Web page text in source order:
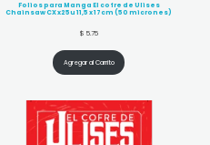
Folios para Manga El cofre de Ulises
Chainsaw CX x25u 11,5 x 17cm (50 micrones)
$ 5.75
Agregar al Carrito